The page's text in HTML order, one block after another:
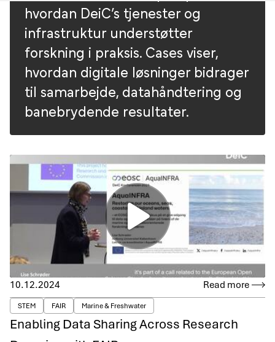
hvordan DeiC’s tjenester og
infrastruktur understøtter
forskning i praksis. Cases viser,
hvordan digitale løsninger bidrager
til samarbejde, datahåndtering og
banebrydende resultater.
10.12.2024 Read more
STEM FAIR Marine & Freshwater
Enabling Data Sharing Across Research